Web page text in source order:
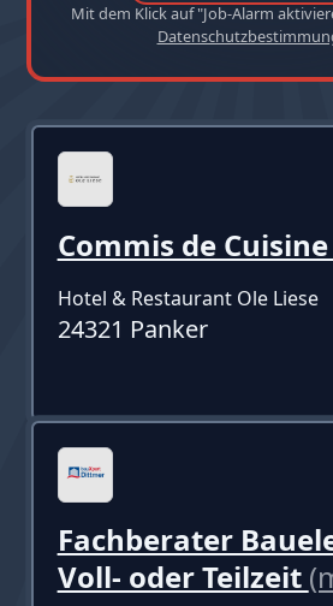
Mit dem Klick auf "Job-Alarm
Commis de Cuisine
Hotel & Restaurant Ole Liese
24321 Panker
Fachberater
Voll- oder Teilzeit